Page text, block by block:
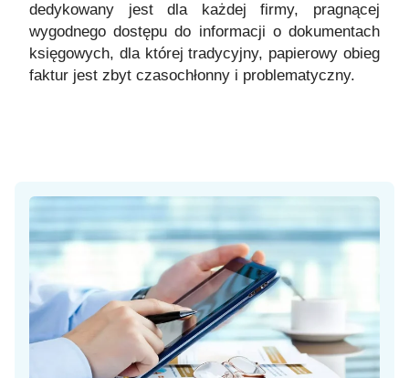
dedykowany jest dla każdej firmy, pragnącej
wygodnego dostępu do informacji o dokumentach
księgowych, dla której tradycyjny, papierowy obieg
faktur jest zbyt czasochłonny i problematyczny.